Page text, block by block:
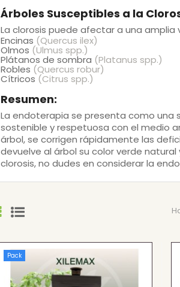
Árboles Susceptibles a la
La clorosis puede afectar a una
Encinas (Quercus ilex)
Olmos (Ulmus spp.)
Plátanos de sombra (Platanus spp.)
Robles (Quercus robur)
Cítricos (Citrus spp.)
Resumen:
La endoterapia se presenta como una
sostenible y respetuosa con el medio
árbol, se corrigen rápidamente las
devuelve al árbol su color verde
clorosis, no dudes en considerar la
Pack